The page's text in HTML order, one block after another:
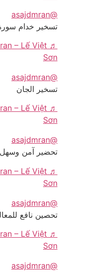
@asajdmran
تسخير خدام
– Lế Việt
Sơn
@asajdmran
تسخير الجان
– Lế Việt
Sơn
@asajdmran
تحضير آمن وسهل
– Lế Việt
Sơn
@asajdmran
تحصين نافع
– Lế Việt
Sơn
@asajdmran